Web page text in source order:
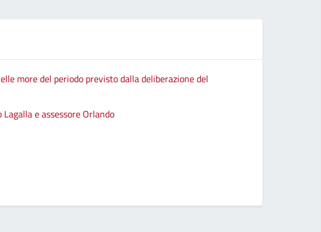
more del periodo previsto dalla deliberazione del
e assessore Orlando